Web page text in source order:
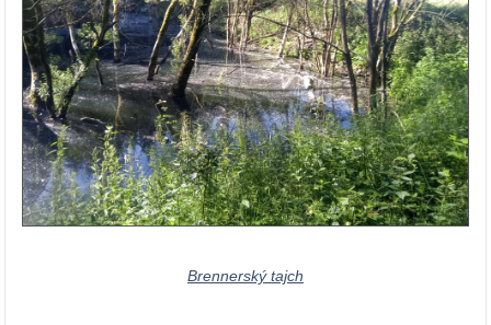
Brennerský tajch